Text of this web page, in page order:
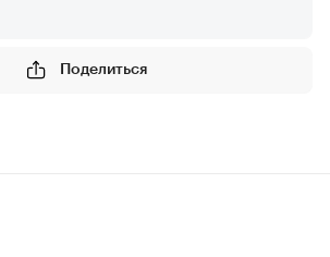
Поделиться